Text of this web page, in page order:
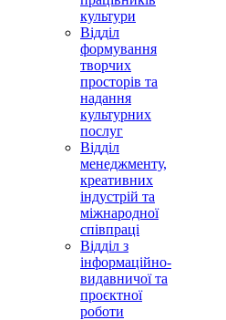
культури
Відділ
формування
творчих
просторів та
надання
культурних
послуг
Відділ
менеджменту,
креативних
індустрій та
міжнародної
співпраці
Відділ з
інформаційно-
видавничої та
проєктної
роботи